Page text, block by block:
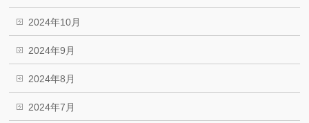
2024年10月
2024年9月
2024年8月
2024年7月